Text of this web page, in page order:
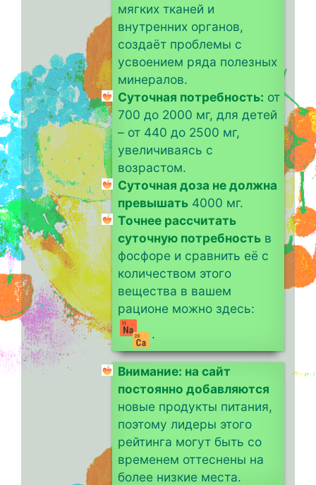
мягких тканей и
внутренних органов,
создаёт проблемы с
усвоением ряда полезных
минералов.
Суточная потребность: от
700 до 2000 мг, для детей
– от 440 до 2500 мг,
увеличиваясь с
возрастом.
Суточная доза не должна
превышать 4000 мг.
Точнее рассчитать
суточную потребность в
фосфоре и сравнить её с
количеством этого
вещества в вашем
рационе можно здесь:
Внимание: на сайт
постоянно добавляются
новые продукты питания,
поэтому лидеры этого
рейтинга могут быть со
временем оттеснены на
более низкие места.